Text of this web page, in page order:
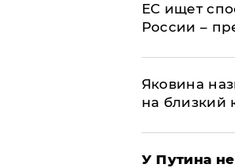
ЕС ищет
России –
Яковина
на близкий
У Путина